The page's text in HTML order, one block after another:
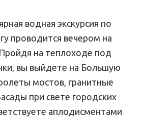
водная экскурсия по
проводится вечером на
на теплоходе под
вы выйдете на Большую
мостов, гранитные
при свете городских
аплодисментами